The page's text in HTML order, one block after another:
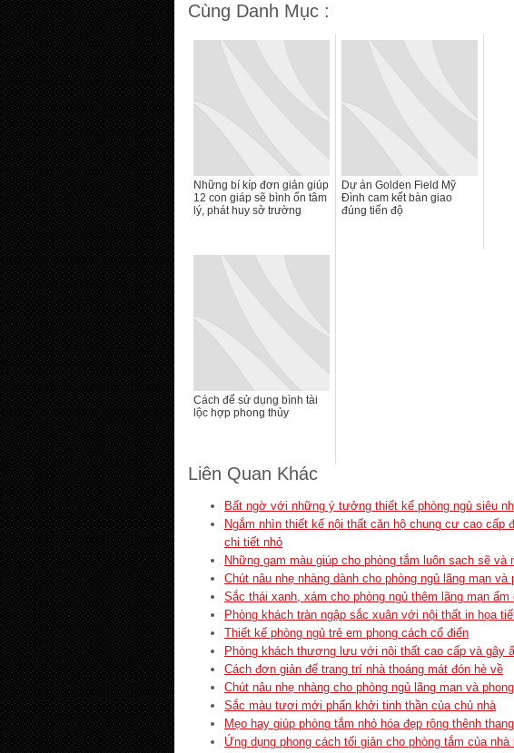
Cùng Danh Mục :
Những bí kíp đơn giản giúp
12 con giáp sẽ bình ổn tâm
lý, phát huy sở trường
Dự án Golden Field Mỹ
Đình cam kết bàn giao
đúng tiến độ
Cách để sử dụng bình tài
lộc hợp phong thủy
Liên Quan Khác
Bất ngờ với những ý tưởng thiết kế phòng ngủ siêu
Ngắm nhìn thiết kế nội thất căn hộ chung cư cao cấp
chi tiết nhỏ
Những gam màu giúp cho phòng tắm luôn sạch sẽ và
Chút nâu nhẹ nhàng dành cho phòng ngủ lãng mạn và
Sắc thái xanh, xám cho phòng ngủ thêm lãng mạn ấm
Phòng khách tràn ngập sắc xuân với nội thất in họa
Thiết kế phòng ngủ trẻ em phong cách cổ điển
Phòng khách thượng lưu với nội thất cao cấp và gây
Cách đơn giản để trang trí nhà thoáng mát đón hè về
Chút nâu nhẹ nhàng cho phòng ngủ lãng mạn và
Sắc màu tươi mới phấn khởi tinh thần của chủ nhà
Mẹo hay giúp phòng tắm nhỏ hóa đẹp rộng thênh
Ứng dụng phong cách tối giản cho phòng tắm của nhà